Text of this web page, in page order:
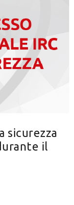
sicurezza
il